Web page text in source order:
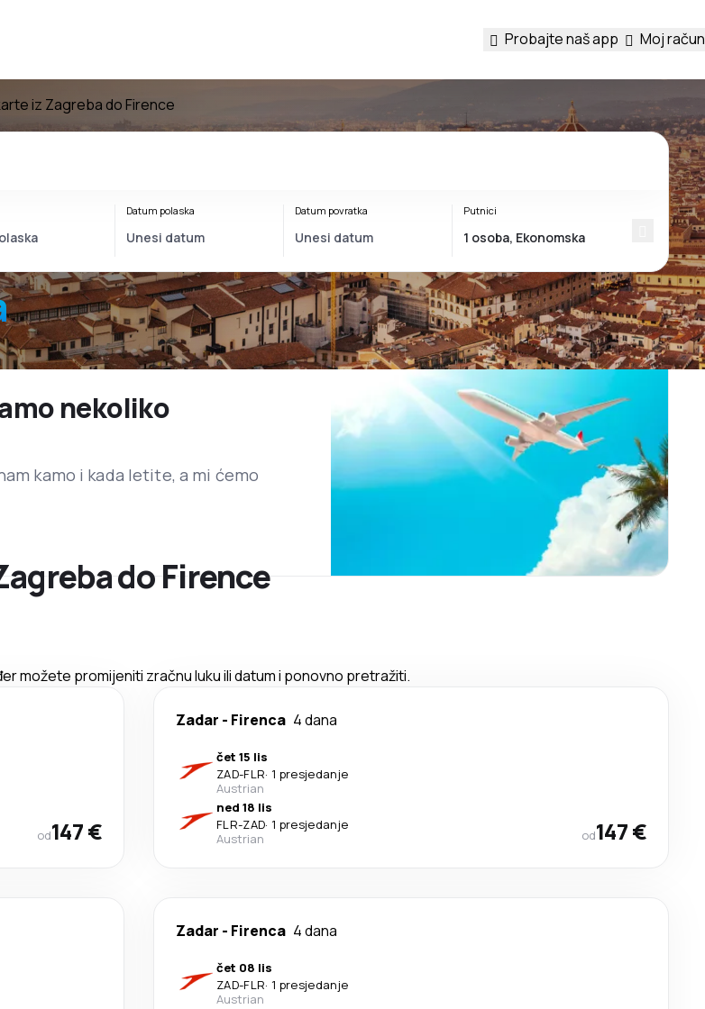
Probajte naš app Moj račun
iz Zagreba do Firence
Datum polaska Datum povratka Putnici
nekoliko
kamo i kada letite, a mi ćemo
do Firence
možete promijeniti zračnu luku ili datum i ponovno pretražiti.
od147 €
Zadar - Firenca 4 dana
čet 15 lis
ZAD-FLR· 1 presjedanje
Austrian
ned 18 lis
FLR-ZAD· 1 presjedanje
Austrian
od147 €
Zadar - Firenca 4 dana
čet 08 lis
ZAD-FLR· 1 presjedanje
Austrian